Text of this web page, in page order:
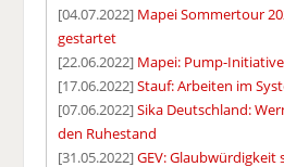
[04.07.2022] Mapei Sommertour
gestartet
[22.06.2022] Mapei: Pump-
[17.06.2022]Stauf: Arbeiten im
[07.06.2022]Sika Deutschland:
den Ruhestand
[31.05.2022]GEV: Glaubwürdigkeit